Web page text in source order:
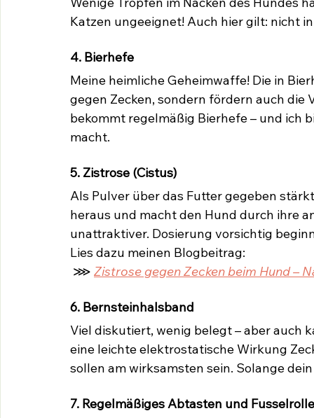
Katzen ungeeignet! Auch hier gilt: nicht
4. Bierhefe
Meine heimliche Geheimwaffe! Die in
gegen Zecken, sondern fördern auch
bekommt regelmäßig Bierhefe – und ich
macht.
5. Zistrose (Cistus)
Als Pulver über das Futter gegeben
heraus und macht den Hund durch ihre
unattraktiver. Dosierung vorsichtig
Lies dazu meinen Blogbeitrag:
⋙ Zistrose gegen Zecken beim Hund –
6. Bernsteinhalsband
Viel diskutiert, wenig belegt – aber auch
eine leichte elektrostatische Wirkung
sollen am wirksamsten sein. Solange
7. Regelmäßiges Abtasten und